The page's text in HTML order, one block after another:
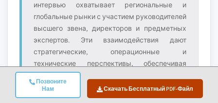
Позвоните
Нам
Скачать Бесплатный PDF-Файл
интервью охватывает региональные и
глобальные рынки с участием руководителей
высшего звена, директоров и предметных
экспертов. Эти взаимодействия дают
стратегические, операционные и
технические перспективы, обеспечивая
всесторонние инсайты и надёжные
рыночные прогнозы.